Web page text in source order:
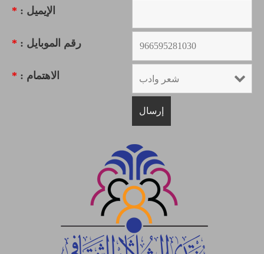
الإيميل : *
رقم الموبايل : *
الاهتمام : *